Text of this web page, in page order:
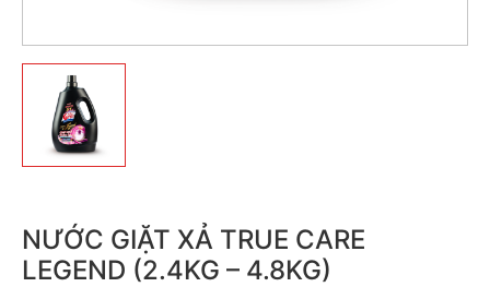
NƯỚC GIẶT XẢ TRUE CARE
LEGEND (2.4KG – 4.8KG)